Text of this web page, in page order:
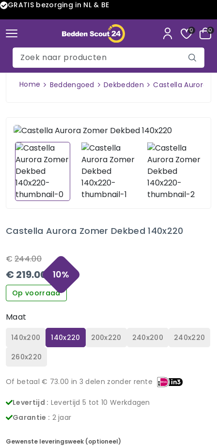
GRATIS bezorging in NL & BE
0 0
Home Beddengoed Dekbedden Castella Aurora
Castella Aurora Zomer Dekbed 140x220
€ 244.00
€ 219.00 10%
Op voorraad
Maat
140x200 140x220 200x220 240x200
240x220
260x220
Of betaal € 73.00 in 3 delen zonder rente
Levertijd : Levertijd 5 tot 10 Werkdagen
Garantie : 2 jaar
Gewenste leveringsweek (optioneel)